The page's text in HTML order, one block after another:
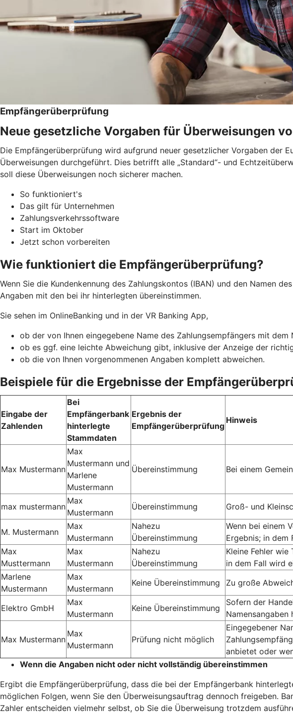
Empfängerüberprüfung
Neue gesetzliche Vorgaben für Überweisungen
Die Empfängerüberprüfung wird aufgrund neuer gesetzlicher Vorgaben der
Überweisungen durchgeführt. Dies betrifft alle „Standard“- und
soll diese Überweisungen noch sicherer machen.
So funktioniert's
Das gilt für Unternehmen
Zahlungsverkehrssoftware
Start im Oktober
Jetzt schon vorbereiten
Wie funktioniert die Empfängerüberprüfung?
Wenn Sie die Kundenkennung des Zahlungskontos (IBAN) und den Namen
Angaben mit den bei ihr hinterlegten übereinstimmen.
Sie sehen im OnlineBanking und in der VR Banking App,
ob der von Ihnen eingegebene Name des Zahlungsempfängers mit
ob es ggf. eine leichte Abweichung gibt, inklusive der Anzeige der
ob die von Ihnen vorgenommenen Angaben komplett abweichen.
Beispiele für die Ergebnisse der
Eingabe der
Zahlenden
Bei
Empfängerbank
hinterlegte
Stammdaten
Ergebnis der
Empfängerüberprüfung
Hinweis
Max Mustermann
Max
Mustermann und
Marlene
Mustermann
Übereinstimmung Bei einem
max mustermann
Max
Mustermann
Übereinstimmung Groß- und
M. Mustermann
Max
Mustermann
Nahezu
Übereinstimmung
Wenn bei einem
Ergebnis; in
Max
Musttermann
Max
Mustermann
Nahezu
Übereinstimmung
Kleine Fehler
in dem Fall wird
Marlene
Mustermann
Max
Mustermann
Keine Übereinstimmung Zu große
Elektro GmbH
Max
Mustermann
Keine Übereinstimmung
Sofern der
Max Mustermann
Max
Mustermann
Prüfung nicht möglich
Eingegebener
anbietet oder
Wenn die Angaben nicht oder nicht vollständig übereinstimmen
Ergibt die Empfängerüberprüfung, dass die bei der Empfängerbank
möglichen Folgen, wenn Sie den Überweisungsauftrag dennoch freigeben.
Zahler entscheiden vielmehr selbst, ob Sie die Überweisung trotzdem